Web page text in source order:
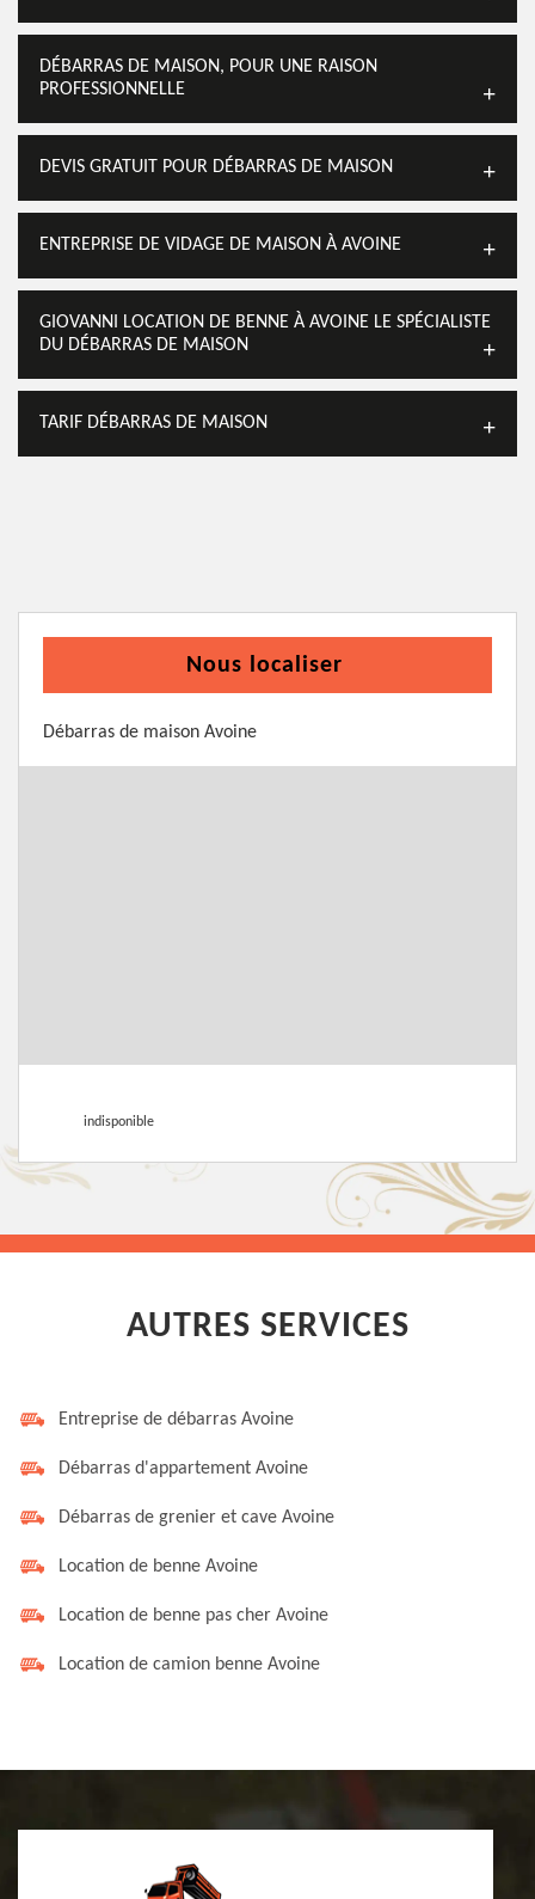
DÉBARRAS DE MAISON, POUR UNE RAISON
PROFESSIONNELLE
DEVIS GRATUIT POUR DÉBARRAS DE MAISON
ENTREPRISE DE VIDAGE DE MAISON À AVOINE
GIOVANNI LOCATION DE BENNE À AVOINE LE SPÉCIALISTE
DU DÉBARRAS DE MAISON
TARIF DÉBARRAS DE MAISON
Nous localiser
Débarras de maison Avoine
indisponible
AUTRES SERVICES
Entreprise de débarras Avoine
Débarras d'appartement Avoine
Débarras de grenier et cave Avoine
Location de benne Avoine
Location de benne pas cher Avoine
Location de camion benne Avoine